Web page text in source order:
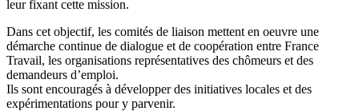
leur fixant cette mission.
Dans cet objectif, les comités de liaison mettent en oeuvre une
démarche continue de dialogue et de coopération entre France
Travail, les organisations représentatives des chômeurs et des
demandeurs d’emploi.
Ils sont encouragés à développer des initiatives locales et des
expérimentations pour y parvenir.